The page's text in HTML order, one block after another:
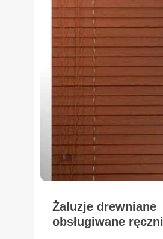
Żaluzje drewniane
obsługiwane